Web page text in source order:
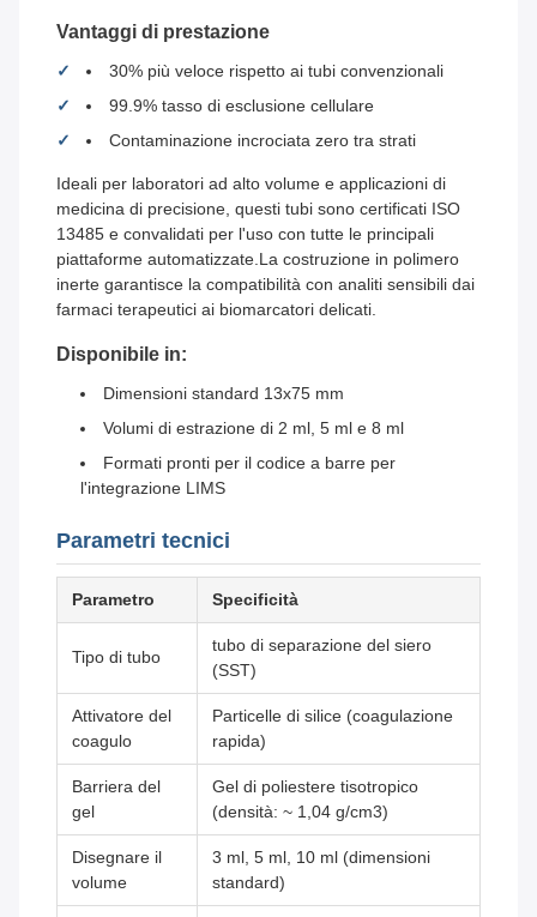
Vantaggi di prestazione
30% più veloce rispetto ai tubi convenzionali
99.9% tasso di esclusione cellulare
Contaminazione incrociata zero tra strati
Ideali per laboratori ad alto volume e applicazioni di
medicina di precisione, questi tubi sono certificati ISO
13485 e convalidati per l'uso con tutte le principali
piattaforme automatizzate.La costruzione in polimero
inerte garantisce la compatibilità con analiti sensibili dai
farmaci terapeutici ai biomarcatori delicati.
Disponibile in:
Dimensioni standard 13x75 mm
Volumi di estrazione di 2 ml, 5 ml e 8 ml
Formati pronti per il codice a barre per
l'integrazione LIMS
Parametri tecnici
Parametro Specificità
Tipo di tubo
tubo di separazione del siero
(SST)
Attivatore del
coagulo
Particelle di silice (coagulazione
rapida)
Barriera del
gel
Gel di poliestere tisotropico
(densità: ~ 1,04 g/cm3)
Disegnare il
volume
3 ml, 5 ml, 10 ml (dimensioni
standard)